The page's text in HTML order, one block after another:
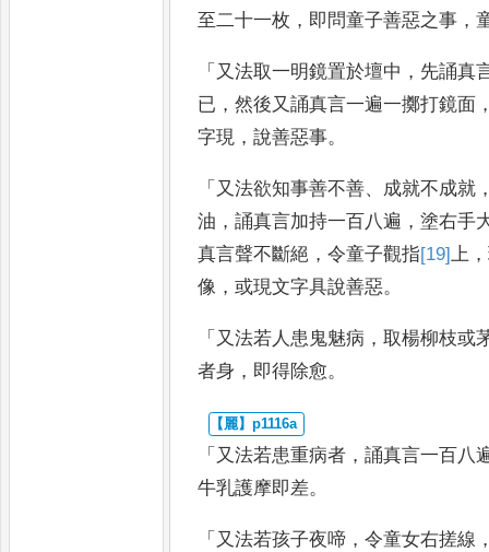
至二十一枚 ， 即問童子善惡之事 ，
「 又法取一明鏡置於壇中 ， 先誦真
已 ，然後又誦真言一遍一擲打鏡面
字現 ，說善惡事。
「 又法欲知事善不善、 成就不成就
油 ，誦真言加持一百八遍 ，塗右手
真言聲不斷絕 ，令童子觀指[19]上 ，
像 ，或現文字具說善惡。
「 又法若人患鬼魅病 ，取楊柳枝或
者身 ， 即得除愈。
「 又法若患重病者 ，誦真言一百八
牛乳護摩即差。
「 又法若孩子夜啼 ，令童女右搓線